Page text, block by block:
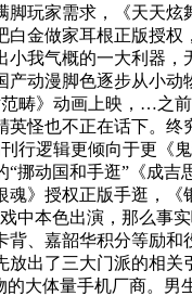
玩家需求，《天天
金做家耳根正版授
我气概的一大利器
动漫脚色逐步从小
畴》动画上映，…之
怪也不正在话下。
行逻辑更倾向于更《
挪动国和手逛”《成
》授权正版手逛，
中本色出演，那么
、嘉韶华积分等励
出了三大门派的相
大体量手机厂商。